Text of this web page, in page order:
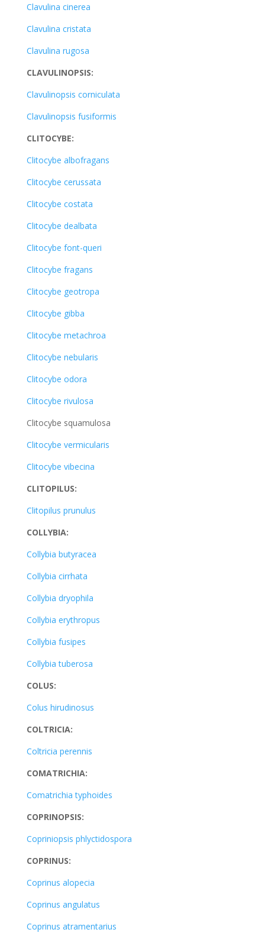
Clavulina cinerea
Clavulina cristata
Clavulina rugosa
CLAVULINOPSIS:
Clavulinopsis corniculata
Clavulinopsis fusiformis
CLITOCYBE:
Clitocybe albofragans
Clitocybe cerussata
Clitocybe costata
Clitocybe dealbata
Clitocybe font-queri
Clitocybe fragans
Clitocybe geotropa
Clitocybe gibba
Clitocybe metachroa
Clitocybe nebularis
Clitocybe odora
Clitocybe rivulosa
Clitocybe squamulosa
Clitocybe vermicularis
Clitocybe vibecina
CLITOPILUS:
Clitopilus prunulus
COLLYBIA:
Collybia butyracea
Collybia cirrhata
Collybia dryophila
Collybia erythropus
Collybia fusipes
Collybia tuberosa
COLUS:
Colus hirudinosus
COLTRICIA:
Coltricia perennis
COMATRICHIA:
Comatrichia typhoides
COPRINOPSIS:
Copriniopsis phlyctidospora
COPRINUS:
Coprinus alopecia
Coprinus angulatus
Coprinus atramentarius